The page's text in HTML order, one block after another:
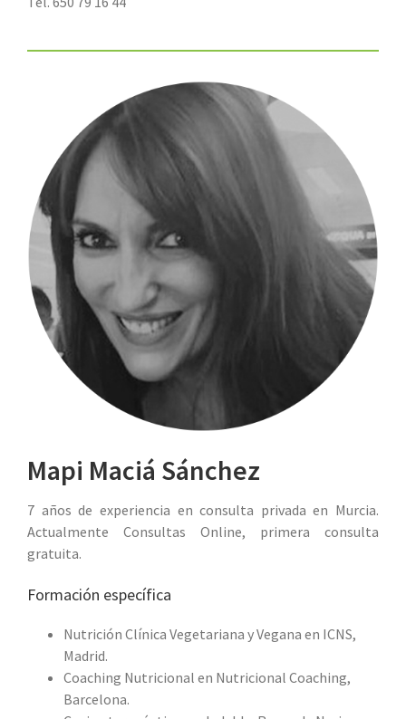
Mapi Maciá Sánchez
7 años de experiencia en consulta privada en Murcia.
Actualmente Consultas Online, primera consulta
gratuita.
Formación específica
Nutrición Clínica Vegetariana y Vegana en ICNS,
Madrid.
Coaching Nutricional en Nutricional Coaching,
Barcelona.